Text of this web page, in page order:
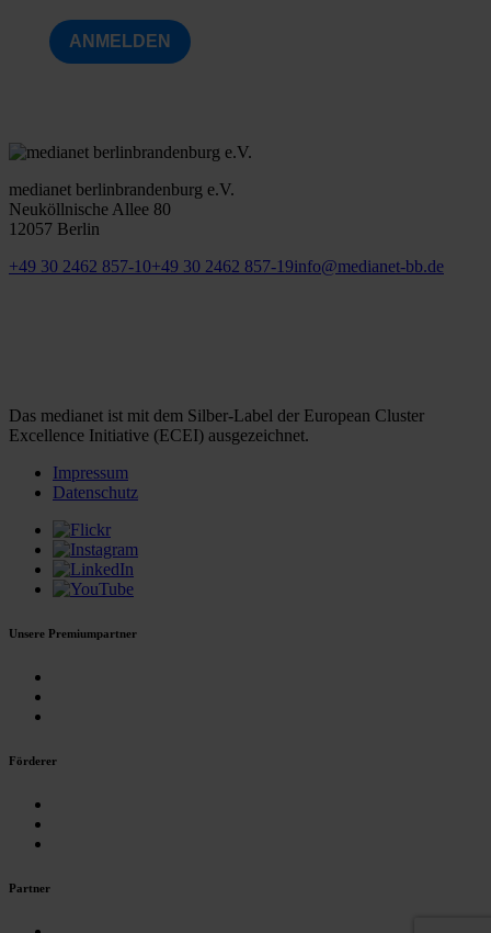
ANMELDEN
medianet berlinbrandenburg e.V.
Neuköllnische Allee 80
12057 Berlin
+49 30 2462 857-10+49 30 2462 857-19info@medianet-bb.de
Das medianet ist mit dem Silber-Label der European Cluster
Excellence Initiative (ECEI) ausgezeichnet.
Impressum
Datenschutz
Unsere Premiumpartner
Förderer
Partner